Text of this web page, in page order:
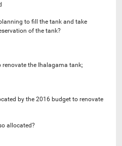
to fill the tank and take
of the tank?
renovate the Ihalagama tank;
by the 2016 budget to renovate
allocated?